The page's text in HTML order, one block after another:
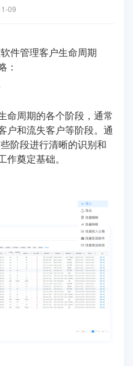
09
件管理客户生命周期
：
命周期的各个阶段，通常
户和流失客户等阶段。通
阶段进行清晰的识别和
奠定基础。